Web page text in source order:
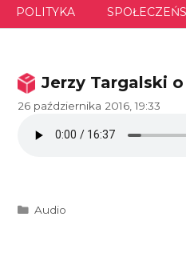
POLITYKA
Jerzy Targalski
26 października 2016, 19:33
Kategorie
Audio